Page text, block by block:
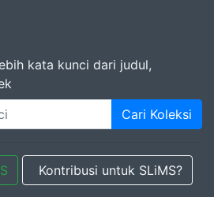
kata kunci dari judul,
Cari Koleksi
Kontribusi untuk SLiMS?